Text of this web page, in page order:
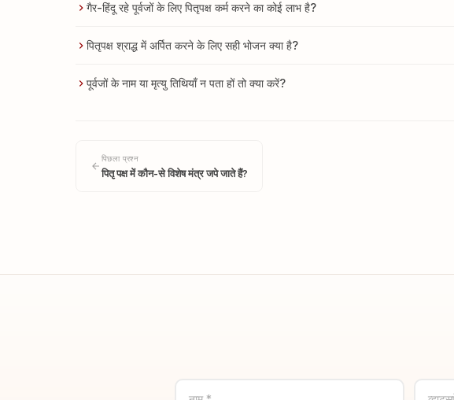
गैर-हिंदू रहे पूर्वजों के लिए पितृपक्ष कर्म करने का कोई लाभ है?
पितृपक्ष श्राद्ध में अर्पित करने के लिए सही भोजन क्या है?
पूर्वजों के नाम या मृत्यु तिथियाँ न पता हों तो क्या करें?
पिछला प्रश्न
पितृ पक्ष में कौन-से विशेष मंत्र जपे जाते हैं?